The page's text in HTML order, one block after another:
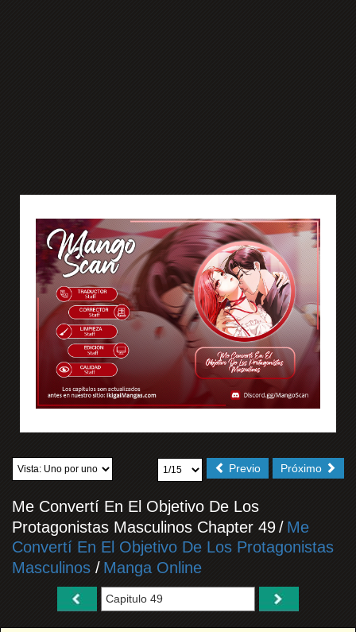
Próximo
Previo
Me Convertí En El Objetivo De Los
Protagonistas Masculinos Chapter 49/ Me
Convertí En El Objetivo De Los Protagonistas
Masculinos / Manga Online